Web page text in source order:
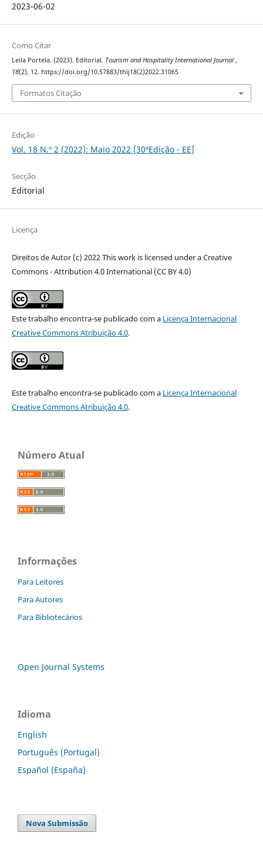
2023-06-02
Como Citar
Leila Portela. (2023). Editorial. Tourism and Hospitality International Journal ,
18(2), 12. https://doi.org/10.57883/thij18(2)2022.31065
Formatos Citação
Edição
Vol. 18 N.º 2 (2022): Maio 2022 [30ªEdição - EE]
Secção
Editorial
Licença
Direitos de Autor (c) 2022 This work is licensed under a Creative
Commons - Attribution 4.0 International (CC BY 4.0)
Este trabalho encontra-se publicado com a Licença Internacional
Creative Commons Atribuição 4.0.
Este trabalho encontra-se publicado com a Licença Internacional
Creative Commons Atribuição 4.0.
Número Atual
Informações
Para Leitores
Para Autores
Para Bibliotecários
Open Journal Systems
Idioma
English
Português (Portugal)
Español (España)
Nova Submissão